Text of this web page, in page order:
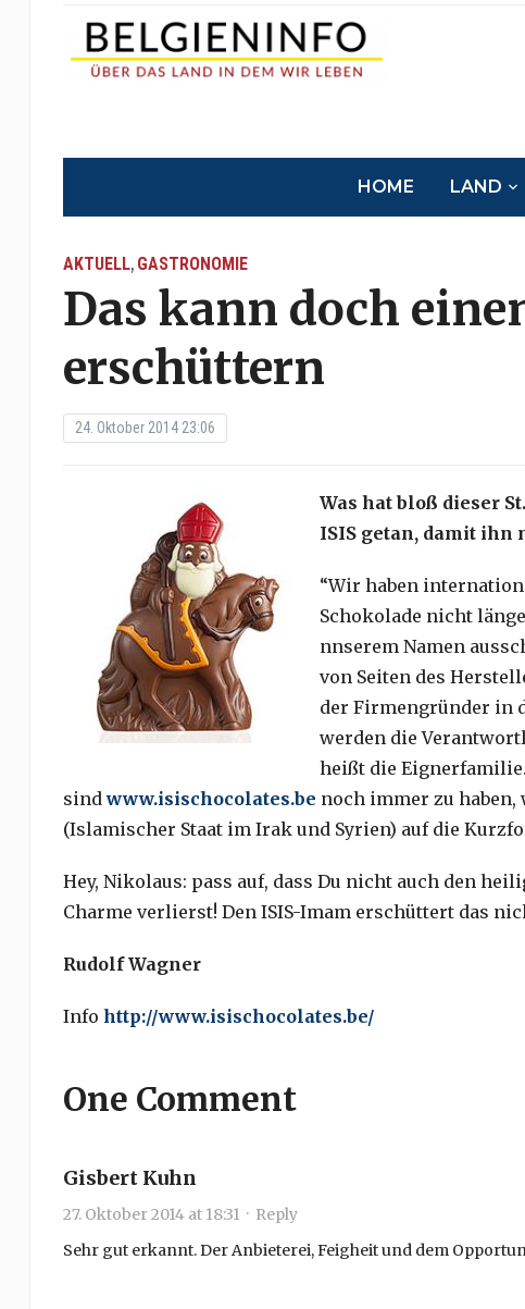
HOME LAND
AKTUELL, GASTRONOMIE
Das kann doch
erschüttern
24. Oktober 2014 23:06
Was hat bloß dieser
ISIS getan, damit
“Wir haben
Schokolade nicht
nnserem Namen
von Seiten des
der Firmengründer in
werden die
heißt die
sindwww.isischocolates.be noch immer zu
(Islamischer Staat im Irak und Syrien) auf die
Hey, Nikolaus: pass auf, dass Du nicht auch den
Charme verlierst! Den ISIS-Imam erschüttert das
Rudolf Wagner
Info http://www.isischocolates.be/
One Comment
Gisbert Kuhn
27. Oktober 2014 at 18:31 · Reply
Sehr gut erkannt. Der Anbieterei, Feigheit und dem